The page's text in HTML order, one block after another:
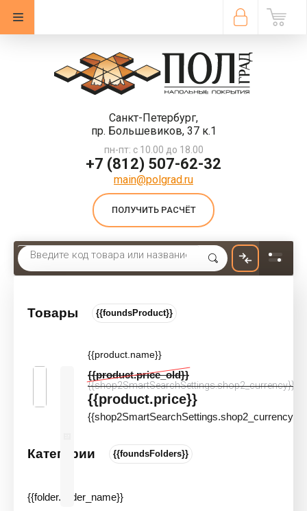
Санкт-Петербург,
пр. Большевиков, 37 к.1
пн-пт: с 10.00 до 18.00
+7 (812) 507-62-32
main@polgrad.ru
ПОЛУЧИТЬ РАСЧЁТ
Товары {{foundsProduct}}
{{product.name}}
{{product.price_old}}
{{shop2SmartSearchSettings.shop2_currency}}
{{product.price}}
{{shop2SmartSearchSettings.shop2_currency}}
Категории {{foundsFolders}}
{{folder.folder_name}}
Линолеум бытовой Tarkett Discovery